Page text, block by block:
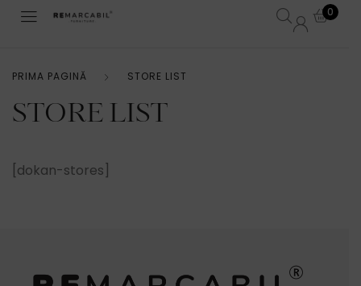
0
PRIMA PAGINĂ STORE LIST
STORE LIST
[dokan-stores]